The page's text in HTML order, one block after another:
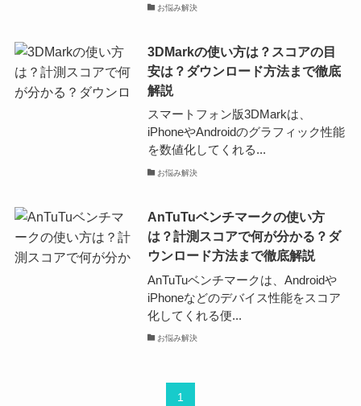
お悩み解決
3DMarkの使い方は？スコアの目
安は？ダウンロード方法まで徹底
解説
スマートフォン版3DMarkは、
iPhoneやAndroidのグラフィック性能
を数値化してくれる...
お悩み解決
AnTuTuベンチマークの使い方
は？計測スコアで何が分かる？ダ
ウンロード方法まで徹底解説
AnTuTuベンチマークは、Androidや
iPhoneなどのデバイス性能をスコア
化してくれる便...
お悩み解決
1